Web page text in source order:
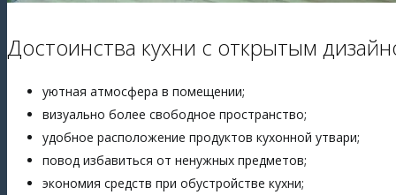
Достоинства кухни с открытым
уютная атмосфера в помещении;
визуально более свободное пространство;
удобное расположение продуктов кухонной утвари;
повод избавиться от ненужных предметов;
экономия средств при обустройстве кухни;